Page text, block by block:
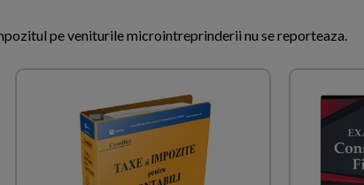
pe veniturile microintreprinderii nu se reporteaza.